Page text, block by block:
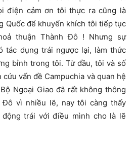
điện cảm ơn tôi thực ra cũng là
Quốc để khuyến khích tôi tiếp tục
thuận Thành Đô ! Nhưng sự
tác dụng trái ngược lại, làm thức
bỉnh trong tôi. Từ đầu, tôi và số
vấn đề Campuchia và quan hệ
Ngoại Giao đã rất không thông
Đô vì nhiều lẽ, nay tôi càng thấy
trái với điều mình cho là lẽ